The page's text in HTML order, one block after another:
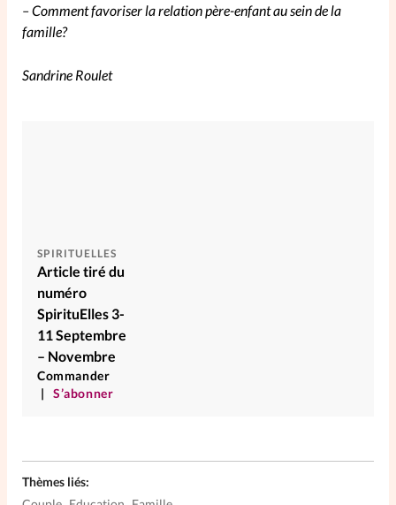
– Comment favoriser la relation père-enfant au sein de la
famille?
Sandrine Roulet
SPIRITUELLES
Article tiré du
numéro
SpirituElles 3-
11 Septembre
– Novembre
Commander
S’abonner
Thèmes liés: